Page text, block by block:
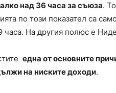
над 36 часа за съюза.
по този показател са
часа. На другия полюс е
една от основните
на ниските доходи.